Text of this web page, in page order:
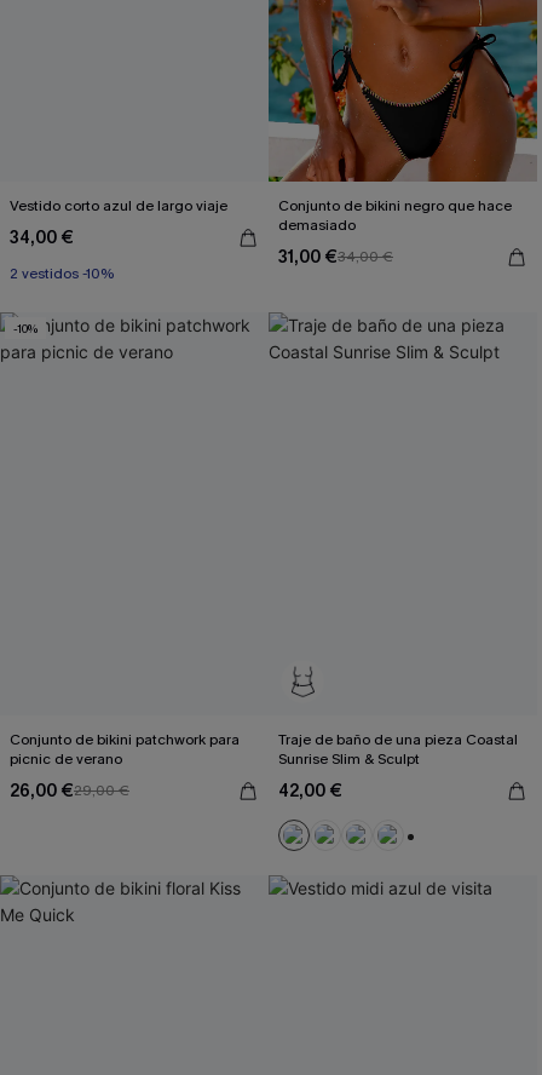
Vestido corto azul de largo viaje
34,00 €
2 vestidos -10%
Conjunto de bikini negro que hace
demasiado
31,00 €34,00 €
-10%
Conjunto de bikini patchwork para
picnic de verano
26,00 €29,00 €
Traje de baño de una pieza Coastal
Sunrise Slim & Sculpt
42,00 €